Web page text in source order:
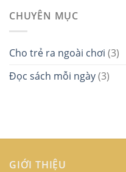
CHUYÊN MỤC
Cho trẻ ra ngoài chơi (3)
Đọc sách mỗi ngày(3)
GIỚI THIỆU